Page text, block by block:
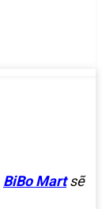
BiBo Martsẽ